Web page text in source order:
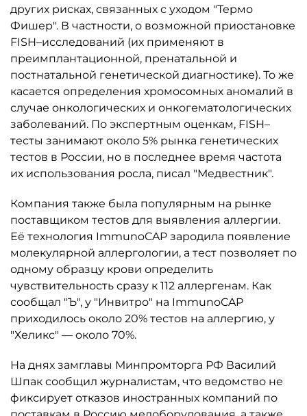
других рисках, связанных с уходом "Термо
Фишер". В частности, о возможной приостановке
FISH–исследований (их применяют в
преимплантационной, пренатальной и
постнатальной генетической диагностике). То же
касается определения хромосомных аномалий в
случае онкологических и онкогематологических
заболеваний. По экспертным оценкам, FISH–
тесты занимают около 5% рынка генетических
тестов в России, но в последнее время частота
их использования росла, писал "Медвестник".
Компания также была популярным на рынке
поставщиком тестов для выявления аллергии.
Её технология ImmunoCAP зародила появление
молекулярной аллергологии, а тест позволяет по
одному образцу крови определить
чувствительность сразу к 112 аллергенам. Как
сообщал "Ъ", у "Инвитро" на ImmunoCAP
приходилось около 20% тестов на аллергию, у
"Хеликс" — около 70%.
На днях замглавы Минпромторга РФ Василий
Шпак сообщил журналистам, что ведомство не
фиксирует отказов иностранных компаний по